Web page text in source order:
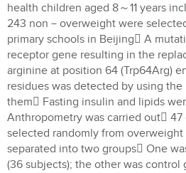
health children aged 8～11 years
243 non－overweight were
primary schools in Beijing A
receptor gene resulting in the
arginine at position 64 (Trp64Arg)
residues was detected by using the
them Fasting insulin and lipids
Anthropometry was carried out
selected randomly from
separated into two groups One
(36 subjects); the other was control